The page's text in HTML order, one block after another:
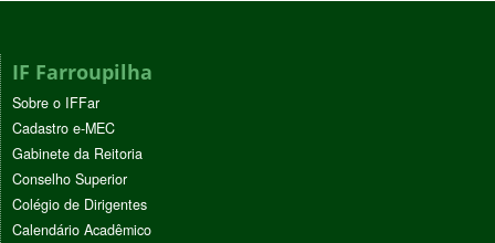
IF Farroupilha
Sobre o IFFar
Cadastro e-MEC
Gabinete da Reitoria
Conselho Superior
Colégio de Dirigentes
Calendário Acadêmico